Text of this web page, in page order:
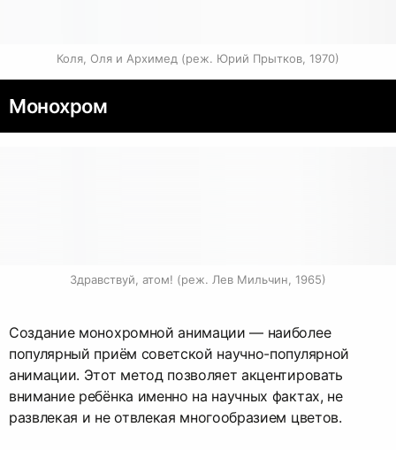
Коля, Оля и Архимед (реж. Юрий Прытков, 1970)
Монохром
Здравствуй, атом! (реж. Лев Мильчин, 1965)
Создание монохромной анимации — наиболее
популярный приём советской научно-популярной
анимации. Этот метод позволяет акцентировать
внимание ребёнка именно на научных фактах, не
развлекая и не отвлекая многообразием цветов.